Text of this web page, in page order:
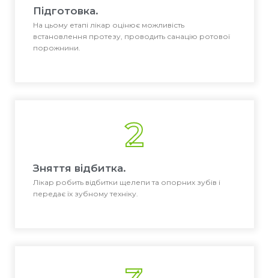
Підготовка.
На цьому етапі лікар оцінює можливість
встановлення протезу, проводить санацію ротової
порожнини.
2
Зняття відбитка.
Лікар робить відбитки щелепи та опорних зубів і
передає їх зубному техніку.